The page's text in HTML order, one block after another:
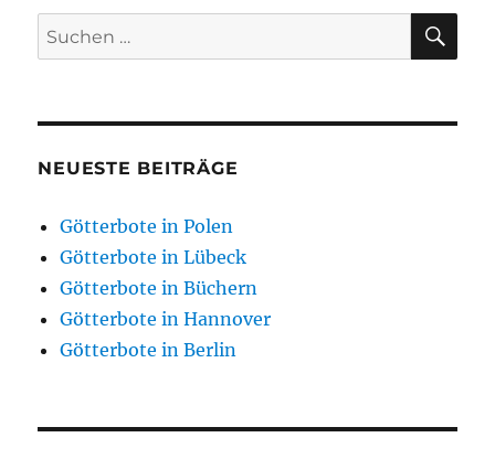
Suchen
nach:
NEUESTE BEITRÄGE
Götterbote in Polen
Götterbote in Lübeck
Götterbote in Büchern
Götterbote in Hannover
Götterbote in Berlin